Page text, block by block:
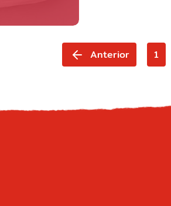
Anterior 1